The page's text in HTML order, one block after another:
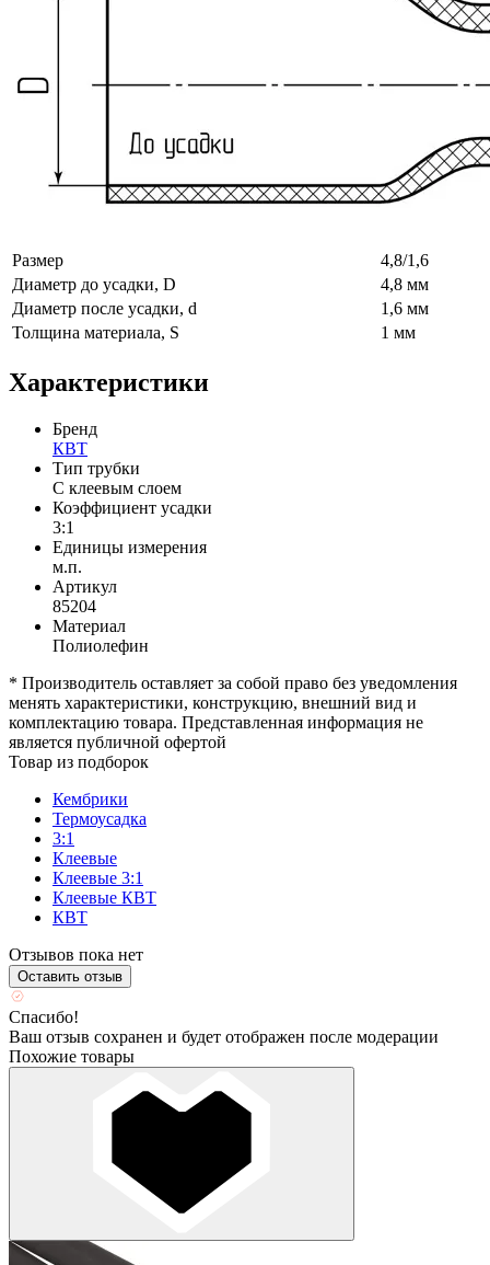
Размер
4,8/1,6
Диаметр до усадки, D
4,8 мм
Диаметр после усадки, d
1,6 мм
Толщина материала, S
1 мм
Характеристики
Бренд
КВТ
Тип трубки
С клеевым слоем
Коэффициент усадки
3:1
Единицы измерения
м.п.
Артикул
85204
Материал
Полиолефин
* Производитель оставляет за собой право без уведомления
менять характеристики, конструкцию, внешний вид и
комплектацию товара. Представленная информация не
является публичной офертой
Товар из подборок
Кембрики
Термоусадка
3:1
Клеевые
Клеевые 3:1
Клеевые КВТ
КВТ
Отзывов пока нет
Оставить отзыв
Спасибо!
Ваш отзыв сохранен и будет отображен после модерации
Похожие товары